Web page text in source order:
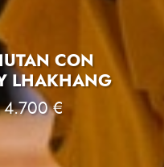
CON
LHAKHANG
€